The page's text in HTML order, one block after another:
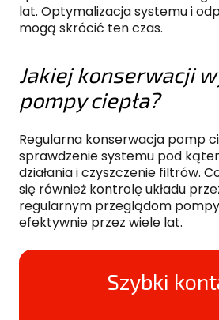
lat. Optymalizacja systemu i
mogą skrócić ten czas.
Jakiej konserwacji
pompy ciepła?
Regularna konserwacja pomp
sprawdzenie systemu pod
działania i czyszczenie filtrów.
się również kontrolę układu
regularnym przeglądom
efektywnie przez wiele lat.
Szybki